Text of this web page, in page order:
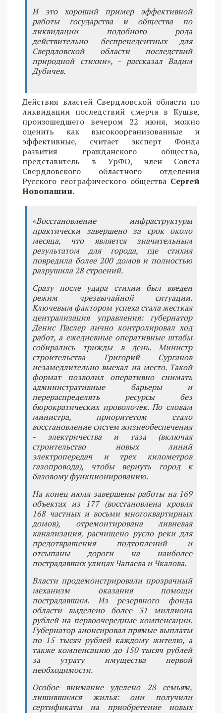
И это хороший пример эффективной
работы государства и общества по
ликвидации подобного рода
действительно беспрецедентных для
Свердловской области последствий
природной стихии», - рассказал Вадим
Дубичев.
Действия властей Свердловской области по
ликвидации последствий смерча в Кушве,
произошедшего вечером 22 июня, можно
оценить как высокоорганизованные и
эффективные, считает эксперт Фонда
развития гражданского общества,
представитель в УрФО, член Совета
Свердловского областного отделения
Русского географического общества Сергей
Новопашин.
«Восстановление инфраструктуры
практически завершено за срок около
месяца, что является значительным
результатом для города, где стихия
повредила более 200 домов и полностью
разрушила 28 строений.
Сразу после удара стихии был введен
режим чрезвычайной ситуации.
Ключевым фактором успеха стала жесткая
централизация управления: губернатор
Денис Паслер лично контролировал ход
работ, а ежедневные оперативные штабы
собирались трижды в день. Министр
строительства Григорий Сурганов
незамедлительно выехал на место. Такой
формат позволил оперативно снимать
административные барьеры и
перераспределять ресурсы без
бюрократических проволочек. По словам
министра, приоритетом стало
восстановление систем жизнеобеспечения
- электричества и газа (включая
строительство новых линий
электропередач и трех километров
газопровода), чтобы вернуть город к
базовому функционированию.
На конец июля завершены работы на 169
объектах из 177 (восстановлена кровля
168 частных и восьми многоквартирных
домов), отремонтирована ливневая
канализация, расчищено русло реки для
предотвращения подтоплений и
отсыпаны дороги на наиболее
пострадавших улицах Чапаева и Чкалова.
Власти продемонстрировали прозрачный
механизм оказания помощи
пострадавшим. Из резервного фонда
области выделено более 31 миллиона
рублей на первоочередные компенсации.
Губернатор анонсировал прямые выплаты
по 15 тысяч рублей каждому жителю, а
также компенсацию до 150 тысяч рублей
за утрату имущества первой
необходимости.
Особое внимание уделено 28 семьям,
лишившимся жилья: они получили
сертификаты на приобретение новых